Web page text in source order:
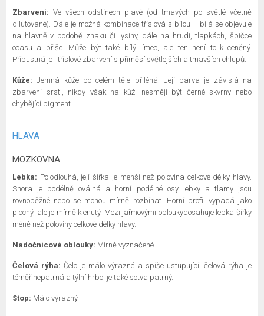
Zbarvení: Ve všech odstínech plavé (od tmavých po světlé včetně
dilutované). Dále je možná kombinace tříslová s bílou – bílá se objevuje
na hlavně v podobě znaku či lysiny, dále na hrudi, tlapkách, špičce
ocasu a břiše. Může být také bílý límec, ale ten není tolik ceněný.
Přípustná je i tříslové zbarvení s příměsí světlejších a tmavších chlupů.
Kůže: Jemná kůže po celém těle přiléhá. Její barva je závislá na
zbarvení srsti, nikdy však na kůži nesmějí být černé skvrny nebo
chybějící pigment.
HLAVA
MOZKOVNA
Lebka: Polodlouhá, její šířka je menší než polovina celkové délky hlavy.
Shora je podélně oválná a horní podélné osy lebky a tlamy jsou
rovnoběžné nebo se mohou mírně rozbíhat. Horní profil vypadá jako
plochý, ale je mírně klenutý. Mezi jařmovými obloukydosahuje lebka šířky
méně než poloviny celkové délky hlavy.
Nadočnicové oblouky: Mírně vyznačené.
Čelová rýha: Čelo je málo výrazné a spíše ustupující, čelová rýha je
téměř nepatrná a týlní hrbol je také sotva patrný.
Stop: Málo výrazný.